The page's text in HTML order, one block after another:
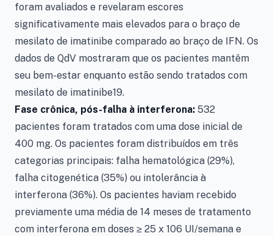
foram avaliados e revelaram escores
significativamente mais elevados para o braço de
mesilato de imatinibe comparado ao braço de IFN. Os
dados de QdV mostraram que os pacientes mantêm
seu bem-estar enquanto estão sendo tratados com
mesilato de imatinibe19.
Fase crônica, pós-falha à interferona: 532
pacientes foram tratados com uma dose inicial de
400 mg. Os pacientes foram distribuídos em três
categorias principais: falha hematológica (29%),
falha citogenética (35%) ou intolerância à
interferona (36%). Os pacientes haviam recebido
previamente uma média de 14 meses de tratamento
com interferona em doses ≥ 25 x 106 UI/semana e